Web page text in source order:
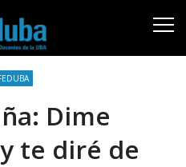
Dime
te diré de